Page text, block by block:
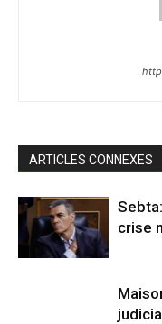
ARTICLES CONNEXES
crise